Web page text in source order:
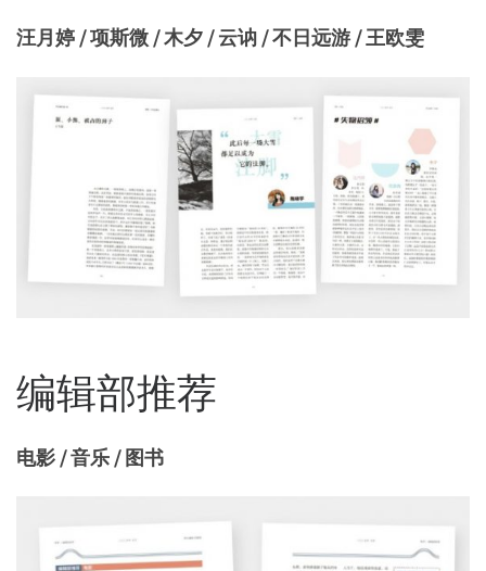
汪月婷 / 项斯微 / 木夕 / 云讷 / 不日远游 / 王欧雯
编辑部推荐
电影 / 音乐 / 图书